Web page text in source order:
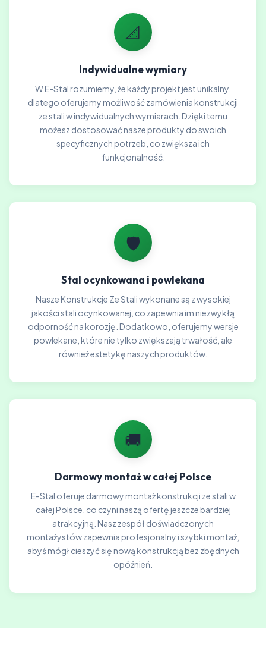
📐
Indywidualne wymiary
W E-Stal rozumiemy, że każdy projekt jest unikalny,
dlatego oferujemy możliwość zamówienia konstrukcji
ze stali w indywidualnych wymiarach. Dzięki temu
możesz dostosować nasze produkty do swoich
specyficznych potrzeb, co zwiększa ich
funkcjonalność.
🛡️
Stal ocynkowana i powlekana
Nasze Konstrukcje Ze Stali wykonane są z wysokiej
jakości stali ocynkowanej, co zapewnia im niezwykłą
odporność na korozję. Dodatkowo, oferujemy wersje
powlekane, które nie tylko zwiększają trwałość, ale
również estetykę naszych produktów.
🚚
Darmowy montaż w całej Polsce
E-Stal oferuje darmowy montaż konstrukcji ze stali w
całej Polsce, co czyni naszą ofertę jeszcze bardziej
atrakcyjną. Nasz zespół doświadczonych
montażystów zapewnia profesjonalny i szybki montaż,
abyś mógł cieszyć się nową konstrukcją bez zbędnych
opóźnień.